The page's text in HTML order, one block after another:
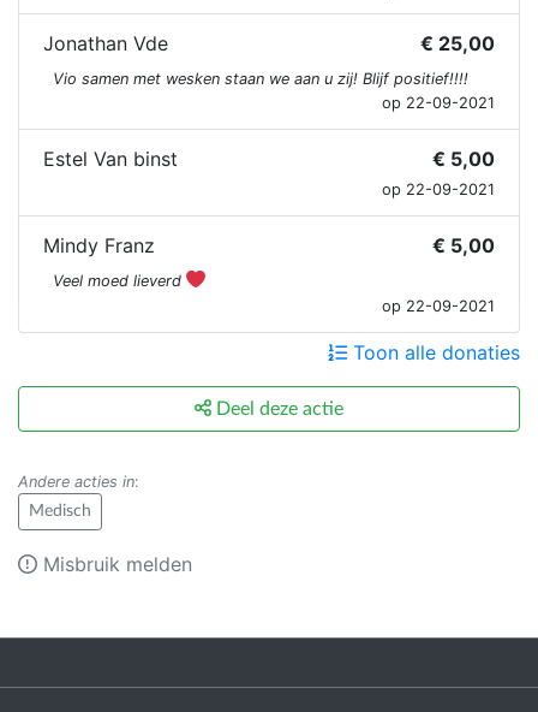
Jonathan Vde € 25,00
Vio samen met wesken staan we aan u zij! Blijf positief!!!!
op 22-09-2021
Estel Van binst € 5,00
op 22-09-2021
Mindy Franz € 5,00
Veel moed lieverd
op 22-09-2021
Toon alle donaties
Deel deze actie
Andere acties in:
Medisch
Misbruik melden